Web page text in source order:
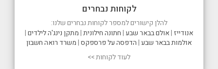
לקוחות נבחרים
להלן קישורים למספר לקוחות נבחרים שלנו:
אנודייז |אולם בבאר שבע|חתונה חילונית|מתקן נינג'ה לילדים|
אולמות בבאר שבע|הדפסה על פרספקס|משרד רואה חשבון
לעוד לקוחות >>